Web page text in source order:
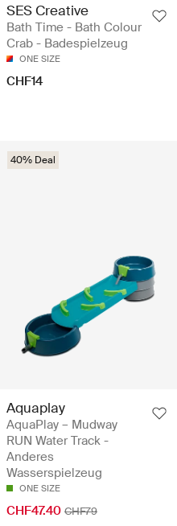
SES Creative
Bath Time - Bath Colour
Crab - Badespielzeug
ONE SIZE
CHF14
40% Deal
Aquaplay
AquaPlay – Mudway
RUN Water Track -
Anderes
Wasserspielzeug
ONE SIZE
CHF47.40 CHF79